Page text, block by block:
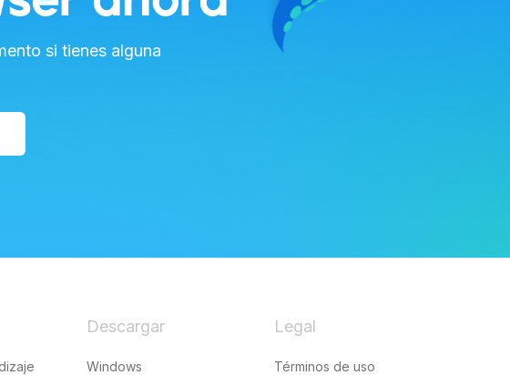
si tienes alguna
Descargar
Windows
Legal
Términos de uso